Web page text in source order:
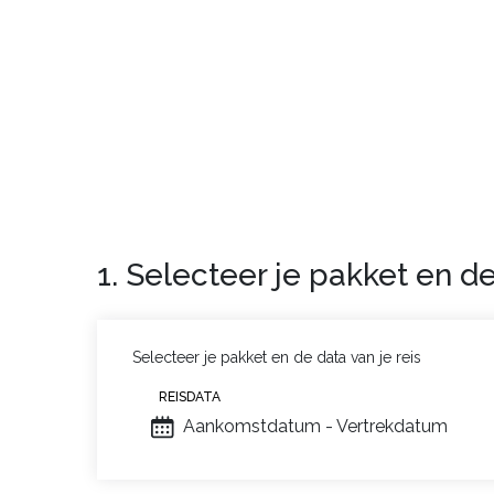
1. Selecteer je pakket en
Selecteer je pakket en de data van je reis
Aankomstdatum - Vertrekdatum
REISDATA